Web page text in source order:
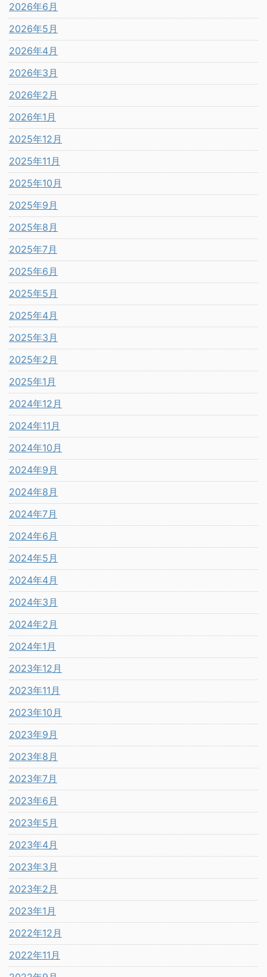
2026年6月
2026年5月
2026年4月
2026年3月
2026年2月
2026年1月
2025年12月
2025年11月
2025年10月
2025年9月
2025年8月
2025年7月
2025年6月
2025年5月
2025年4月
2025年3月
2025年2月
2025年1月
2024年12月
2024年11月
2024年10月
2024年9月
2024年8月
2024年7月
2024年6月
2024年5月
2024年4月
2024年3月
2024年2月
2024年1月
2023年12月
2023年11月
2023年10月
2023年9月
2023年8月
2023年7月
2023年6月
2023年5月
2023年4月
2023年3月
2023年2月
2023年1月
2022年12月
2022年11月